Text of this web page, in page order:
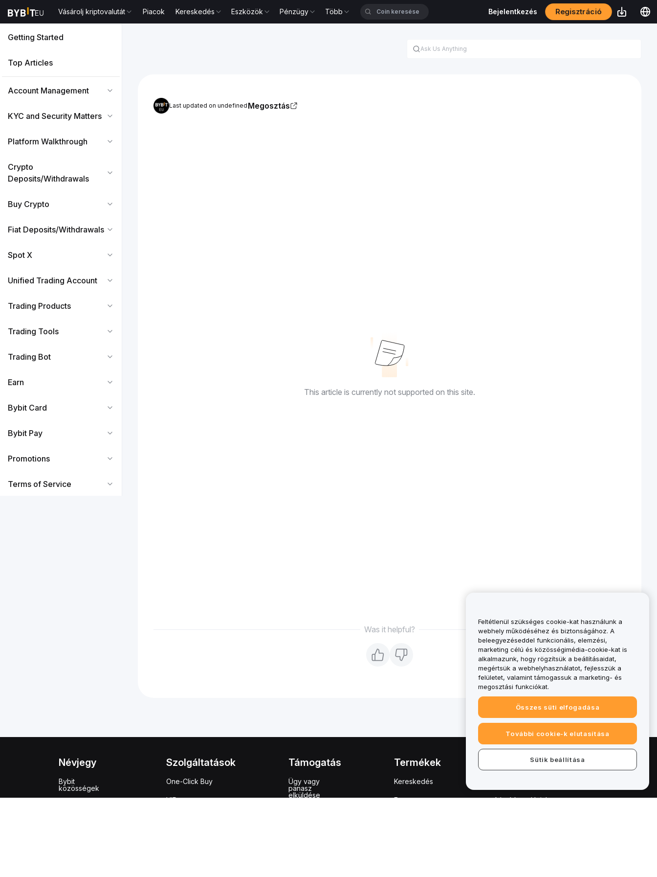
Vásárolj kriptovalutát Piacok Kereskedés Eszközök Pénzügy Több Bejelentkezés Regisztráció
Getting Started
Top Articles
Account Management
KYC and Security Matters
Platform Walkthrough
Crypto
Deposits/Withdrawals
Buy Crypto
Fiat Deposits/Withdrawals
Spot X
Unified Trading Account
Trading Products
Trading Tools
Trading Bot
Earn
Bybit Card
Bybit Pay
Promotions
Terms of Service
Last updated on undefined Megosztás
This article is currently not supported on this site.
Was it helpful?
Névjegy
Bybit
közösségek
Szolgáltatások
One-Click Buy
VIP program
Támogatás
Ügy vagy
panasz
elküldése
Termékek
Kereskedés
Earn
A letétkezelési és
Feltétlenül szükséges cookie-kat használunk a
webhely működéséhez és biztonságához. A
beleegyezéseddel funkcionális, elemzési,
marketing célú és közösségimédia-cookie-kat is
alkalmazunk, hogy rögzítsük a beállításaidat,
megértsük a webhelyhasználatot, fejlesszük a
felületet, valamint támogassuk a marketing- és
megosztási funkciókat.
Összes süti elfogadása
További cookie-k elutasítása
Sütik beállítása